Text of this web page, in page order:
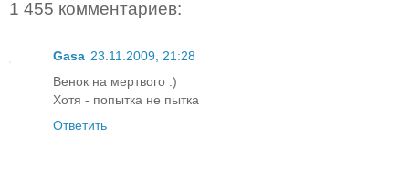
1 455 комментариев:
Gasa 23.11.2009, 21:28
Венок на мертвого :)
Хотя - попытка не пытка
Ответить